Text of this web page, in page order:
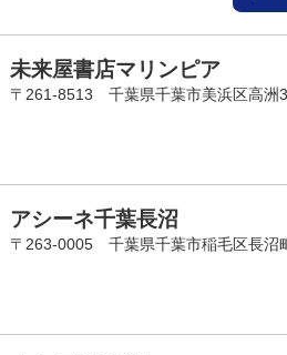
未来屋書店マリンピア
〒261-8513 千葉県千葉市美浜区高洲
アシーネ千葉長沼
〒263-0005 千葉県千葉市稲毛区長沼